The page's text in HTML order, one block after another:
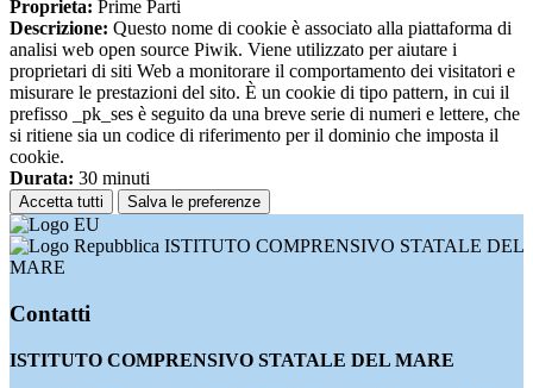
Proprieta: Prime Parti
Descrizione: Questo nome di cookie è associato alla piattaforma di
analisi web open source Piwik. Viene utilizzato per aiutare i
proprietari di siti Web a monitorare il comportamento dei visitatori e
misurare le prestazioni del sito. È un cookie di tipo pattern, in cui il
prefisso _pk_ses è seguito da una breve serie di numeri e lettere, che
si ritiene sia un codice di riferimento per il dominio che imposta il
cookie.
Durata: 30 minuti
Accetta tutti Salva le preferenze
ISTITUTO COMPRENSIVO STATALE DEL
MARE
Contatti
ISTITUTO COMPRENSIVO STATALE DEL MARE